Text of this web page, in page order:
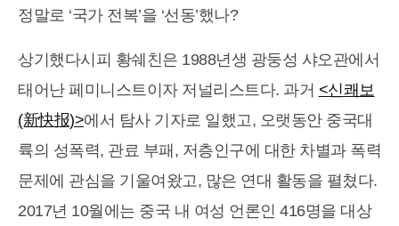
정말로 ‘국가 전복’을 ‘선동’했나?
상기했다시피 황쉐친은 1988년생 광둥성 샤오관에서
태어난 페미니스트이자 저널리스트다. 과거 <신쾌보
(新快报)>에서 탐사 기자로 일했고, 오랫동안 중국대
륙의 성폭력, 관료 부패, 저층인구에 대한 차별과 폭력
문제에 관심을 기울여왔고, 많은 연대 활동을 펼쳤다.
2017년 10월에는 중국 내 여성 언론인 416명을 대상